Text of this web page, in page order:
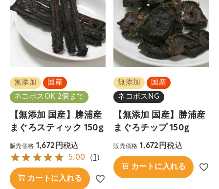
無添加
国産
ネコポスOK 2個まで
【無添加 国産】勝浦産
まぐろスティック 150g
販売価格 1,672 税込
5.00 （1 ）
カートに入れる
無添加
国産
ネコポスNG
【無添加 国産】勝浦産
まぐろチップ 150g
販売価格 1,672 税込
カートに入れる